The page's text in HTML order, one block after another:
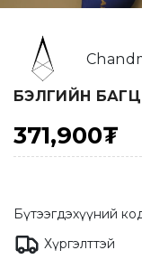
БЭЛГИЙН БАГЦ
371,900₮
Бүтээгдэхүүний
Хүргэлттэй